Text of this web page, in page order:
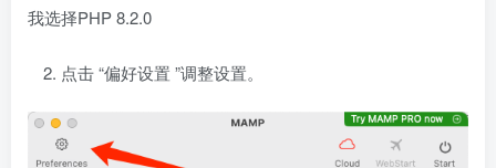
我选择PHP 8.2.0
点击 “偏好设置 ”调整设置。